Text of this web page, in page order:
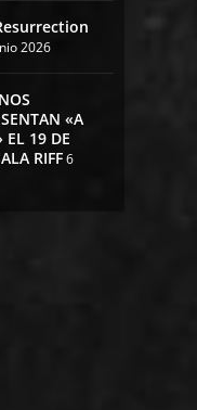
2026
«A
EL 19 DE
RIFF6